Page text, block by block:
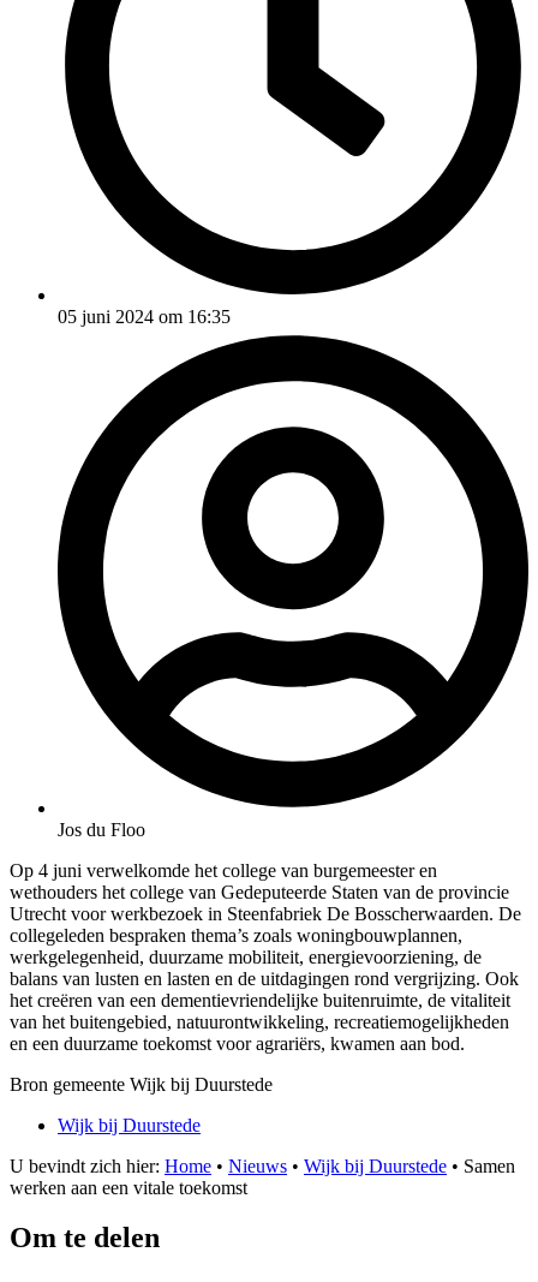
05 juni 2024 om 16:35
Jos du Floo
Op 4 juni verwelkomde het college van burgemeester en
wethouders het college van Gedeputeerde Staten van de provincie
Utrecht voor werkbezoek in Steenfabriek De Bosscherwaarden. De
collegeleden bespraken thema’s zoals woningbouwplannen,
werkgelegenheid, duurzame mobiliteit, energievoorziening, de
balans van lusten en lasten en de uitdagingen rond vergrijzing. Ook
het creëren van een dementievriendelijke buitenruimte, de vitaliteit
van het buitengebied, natuurontwikkeling, recreatiemogelijkheden
en een duurzame toekomst voor agrariërs, kwamen aan bod.
Bron gemeente Wijk bij Duurstede
Wijk bij Duurstede
U bevindt zich hier: Home • Nieuws • Wijk bij Duurstede • Samen
werken aan een vitale toekomst
Om te delen